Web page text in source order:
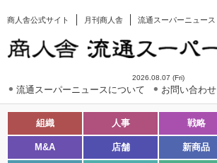
商人舎公式サイト 月刊商人舎 流通スーパーニュース
2026.08.07 (Fri)
流通スーパーニュースについて お問い合わせ
組織 人事 戦略
M&A 店舗 新商品